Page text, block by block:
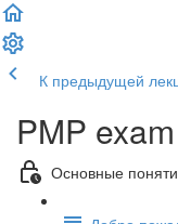
К предыдущей
PMP
Основные